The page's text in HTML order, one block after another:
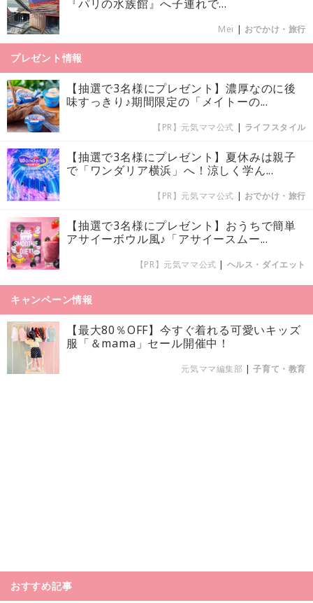
『パリの水族館』へ子連れで...
Mei | おでかけ・旅行
プレゼント情報
【抽選で3名様にプレゼント】濃厚なのに後
味すっきり♪期間限定の「メイトーの...
【PR】元気ママ公式 | ライフスタイル
【抽選で3名様にプレゼント】夏休みは親子
で「ワンダリア横浜」へ！涼しく学ん...
【PR】元気ママ公式 | おでかけ・旅行
【抽選で3名様にプレゼント】おうちで簡単
アサイーボウル風♪「アサイースムー...
【PR】元気ママ公式 | ヘルス・ダイエット
キャンペーン情報
【最大80％OFF】今すぐ着れる可愛いキッズ
服「＆mama」セール開催中！
元気ママ編集部 |子育て・教育
おすすめ記事